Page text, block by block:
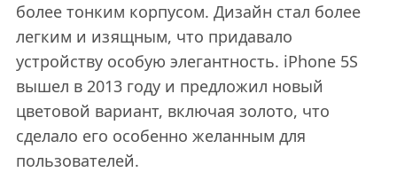
более тонким корпусом. Дизайн стал более
легким и изящным, что придавало
устройству особую элегантность. iPhone 5S
вышел в 2013 году и предложил новый
цветовой вариант, включая золото, что
сделало его особенно желанным для
пользователей.